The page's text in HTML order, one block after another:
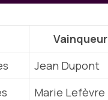
Vainqueur
Jean Dupont
Marie Lefèvre